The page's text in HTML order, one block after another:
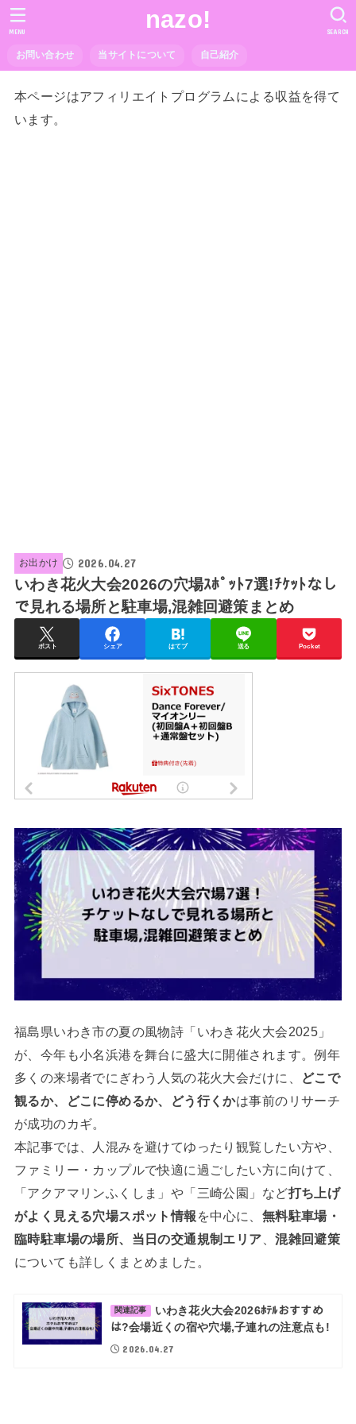
nazo!
お問い合わせ 当サイトについて 自己紹介
SEARCH
MENU
本ページはアフィリエイトプログラムによる収益を得て
います。
お出かけ 2026.04.27
いわき花火大会2026の穴場ｽﾎﾟｯﾄ7選!ﾁｹｯﾄなし
で見れる場所と駐車場,混雑回避策まとめ
ポスト シェア はてブ 送る Pocket
福島県いわき市の夏の風物詩「いわき花火大会2025」
が、今年も小名浜港を舞台に盛大に開催されます。例年
多くの来場者でにぎわう人気の花火大会だけに、
どこで
観るか、どこに停めるか、どう行くかは事前のリサーチ
が成功のカギ。
本記事では、人混みを避けてゆったり観覧したい方や、
ファミリー・カップルで快適に過ごしたい方に向けて、
「アクアマリンふくしま」や「三崎公園」など打ち上げ
がよく見える穴場スポット情報 を中心に、 無料駐車場・
臨時駐車場の場所、当日の交通規制エリア 、混雑回避策
についても詳しくまとめました。
関連記事
いわき花火大会2026ﾎﾃﾙおすすめ
は?会場近くの宿や穴場,子連れの注意点も!
2026.04.27